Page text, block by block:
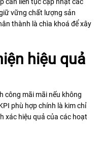
vững chất lượng sản
thành là chìa khoá để xây
hiệu quả
công mãi mãi nếu không
phù hợp chính là kim chỉ
xác hiệu quả của các hoạt